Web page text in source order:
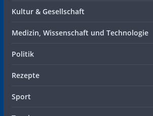
Kultur & Gesellschaft
Medizin, Wissenschaft und Technologie
Politik
Rezepte
Sport